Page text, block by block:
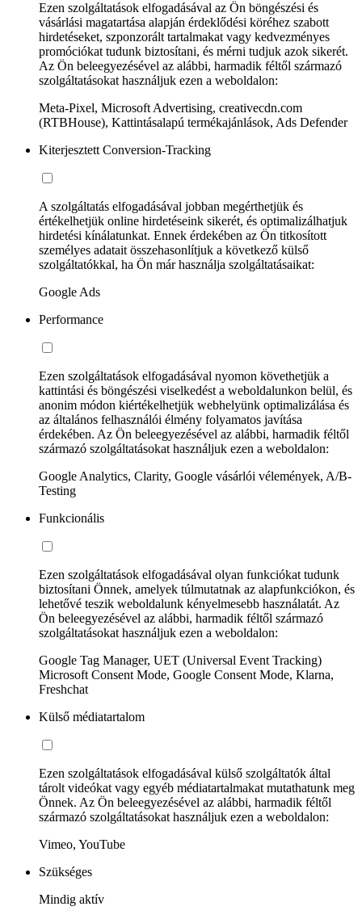
Ezen szolgáltatások elfogadásával az Ön böngészési és
vásárlási magatartása alapján érdeklődési köréhez szabott
hirdetéseket, szponzorált tartalmakat vagy kedvezményes
promóciókat tudunk biztosítani, és mérni tudjuk azok sikerét.
Az Ön beleegyezésével az alábbi, harmadik féltől származó
szolgáltatásokat használjuk ezen a weboldalon:
Meta-Pixel, Microsoft Advertising, creativecdn.com
(RTBHouse), Kattintásalapú termékajánlások, Ads Defender
Kiterjesztett Conversion-Tracking
A szolgáltatás elfogadásával jobban megérthetjük és
értékelhetjük online hirdetéseink sikerét, és optimalizálhatjuk
hirdetési kínálatunkat. Ennek érdekében az Ön titkosított
személyes adatait összehasonlítjuk a következő külső
szolgáltatókkal, ha Ön már használja szolgáltatásaikat:
Google Ads
Performance
Ezen szolgáltatások elfogadásával nyomon követhetjük a
kattintási és böngészési viselkedést a weboldalunkon belül, és
anonim módon kiértékelhetjük webhelyünk optimalizálása és
az általános felhasználói élmény folyamatos javítása
érdekében. Az Ön beleegyezésével az alábbi, harmadik féltől
származó szolgáltatásokat használjuk ezen a weboldalon:
Google Analytics, Clarity, Google vásárlói vélemények, A/B-
Testing
Funkcionális
Ezen szolgáltatások elfogadásával olyan funkciókat tudunk
biztosítani Önnek, amelyek túlmutatnak az alapfunkciókon, és
lehetővé teszik weboldalunk kényelmesebb használatát. Az
Ön beleegyezésével az alábbi, harmadik féltől származó
szolgáltatásokat használjuk ezen a weboldalon:
Google Tag Manager, UET (Universal Event Tracking)
Microsoft Consent Mode, Google Consent Mode, Klarna,
Freshchat
Külső médiatartalom
Ezen szolgáltatások elfogadásával külső szolgáltatók által
tárolt videókat vagy egyéb médiatartalmakat mutathatunk meg
Önnek. Az Ön beleegyezésével az alábbi, harmadik féltől
származó szolgáltatásokat használjuk ezen a weboldalon:
Vimeo, YouTube
Szükséges
Mindig aktív